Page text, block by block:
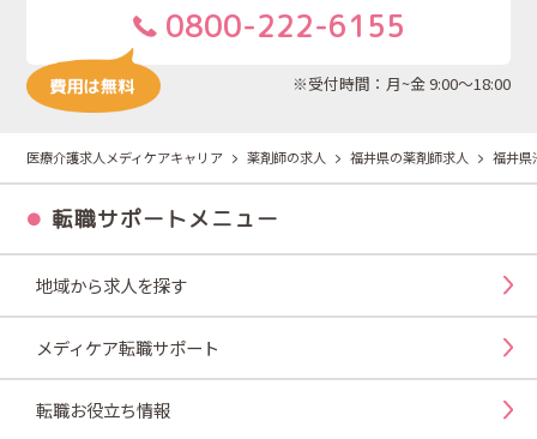
0800-222-6155
※受付時間：月~金 9:00～18:00
医療介護求人メディケアキャリア 薬剤師の求人 福井県の薬剤師求人 福井県
転職サポートメニュー
地域から求人を探す
メディケア転職サポート
転職お役立ち情報